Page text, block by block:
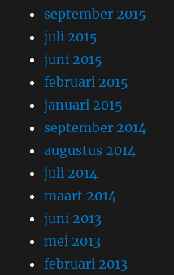
september 2015
juli 2015
juni 2015
februari 2015
januari 2015
september 2014
augustus 2014
juli 2014
maart 2014
juni 2013
mei 2013
februari 2013